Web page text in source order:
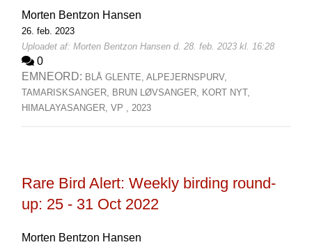
Morten Bentzon Hansen
26. feb. 2023
Uploadet af: Morten Bentzon Hansen d. 28. feb. 2023 kl. 16:28
0
EMNEORD: BLÅ GLENTE, ALPEJERNSPURV,
TAMARISKSANGER, BRUN LØVSANGER, KORT NYT,
HIMALAYASANGER, VP , 2023
Rare Bird Alert: Weekly birding round-
up: 25 - 31 Oct 2022
Morten Bentzon Hansen